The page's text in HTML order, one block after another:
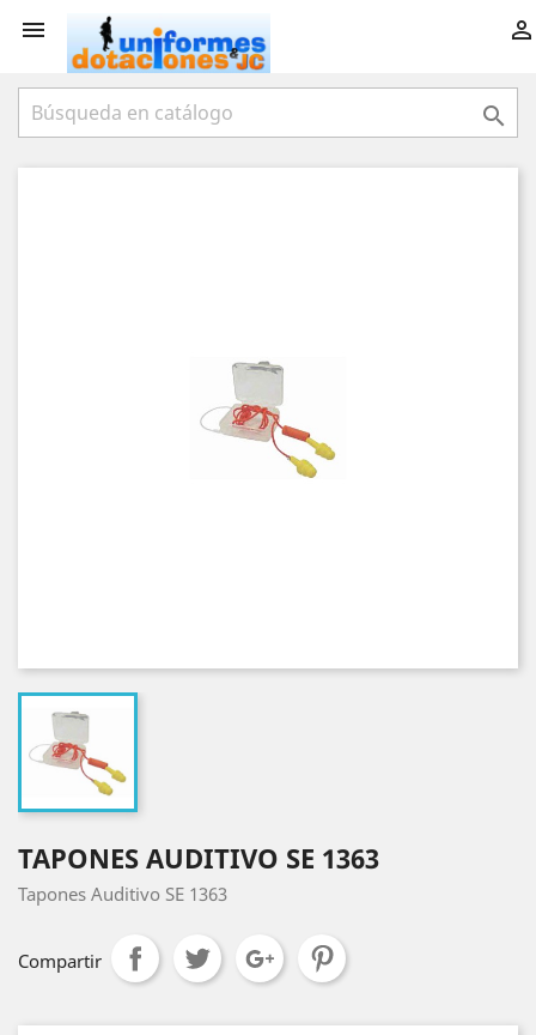
 

TAPONES AUDITIVO SE 1363
Tapones Auditivo SE 1363
Compartir